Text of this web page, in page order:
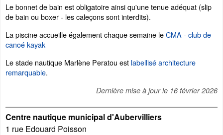
Le bonnet de bain est obligatoire ainsi qu'une tenue adéquat (slip
de bain ou boxer - les caleçons sont interdits).
La piscine accueille également chaque semaine leCMA - club de
canoé kayak
Le stade nautique Marlène Peratou est labellisé architecture
remarquable.
Dernière mise à jour le 16 février 2026
Centre nautique municipal d'Aubervilliers
1 rue Edouard Poisson